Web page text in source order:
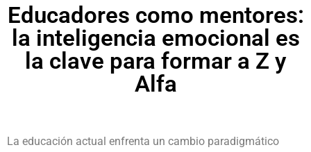
Educadores como mentores:
la inteligencia emocional es
la clave para formar a Z y
Alfa
La educación actual enfrenta un cambio paradigmático